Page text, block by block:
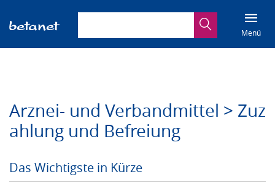
SucheMenü
Arznei- und Verbandmittel > Zuz
ahlung und Befreiung
Das Wichtigste in Kürze